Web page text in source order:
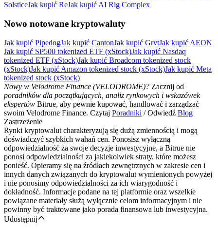
SolsticeJak kupić ReJak kupić AI Rig Complex
Nowo notowane kryptowaluty
Jak kupić PipedogJak kupić CantonJak kupić GrvtJak kupić AEON
Jak kupić SP500 tokenized ETF (xStock)Jak kupić Nasdaq
tokenized ETF (xStock)Jak kupić Broadcom tokenized stock
(xStock)Jak kupić Amazon tokenized stock (xStock)Jak kupić Meta
tokenized stock (xStock)
Nowy w Velodrome Finance (VELODROME)? Zacznij od
poradników dla początkujących, analiz rynkowych i wskazówek
ekspertów Bitrue, aby pewnie kupować, handlować i zarządzać
swoim Velodrome Finance. Czytaj Poradniki / Odwiedź Blog
Zastrzeżenie
Rynki kryptowalut charakteryzują się dużą zmiennością i mogą
doświadczyć szybkich wahań cen. Ponosisz wyłączną
odpowiedzialność za swoje decyzje inwestycyjne, a Bitrue nie
ponosi odpowiedzialności za jakiekolwiek straty, które możesz
ponieść. Opieramy się na źródłach zewnętrznych w zakresie cen i
innych danych związanych do kryptowalut wymienionych powyżej
i nie ponosimy odpowiedzialności za ich wiarygodność i
dokładność. Informacje podane na tej platformie oraz wszelkie
powiązane materiały służą wyłącznie celom informacyjnym i nie
powinny być traktowane jako porada finansowa lub inwestycyjna.
Udostępnij